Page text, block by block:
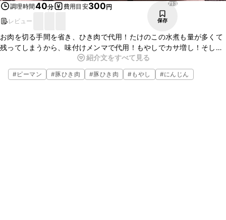
調理時間40分 費用目安300円
レビュー
713
保存
お肉を切る手間を省き、ひき肉で代用！たけのこの水煮も量が多くて
残ってしまうから、味付けメンマで代用！もやしでカサ増し！そして
ピーマンも切る手間を省いて丸ごと贅沢に！！できあがったら豪快に
かぶりついてお召し上がりください！
焼く時間によってピーマンの食感が変わりますので、いろいろとお試
紹介文をすべて見る
#ピーマン #豚ひき肉 #豚ひき肉 #もやし #にんじん